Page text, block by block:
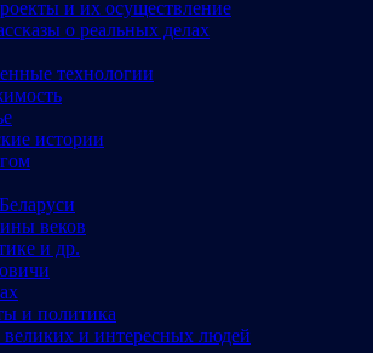
и их осуществление
о реальных делах
технологии
истории
веков
и др.
и политика
и интересных людей